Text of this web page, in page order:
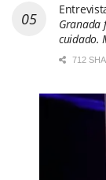
Granada
cuidado.
712